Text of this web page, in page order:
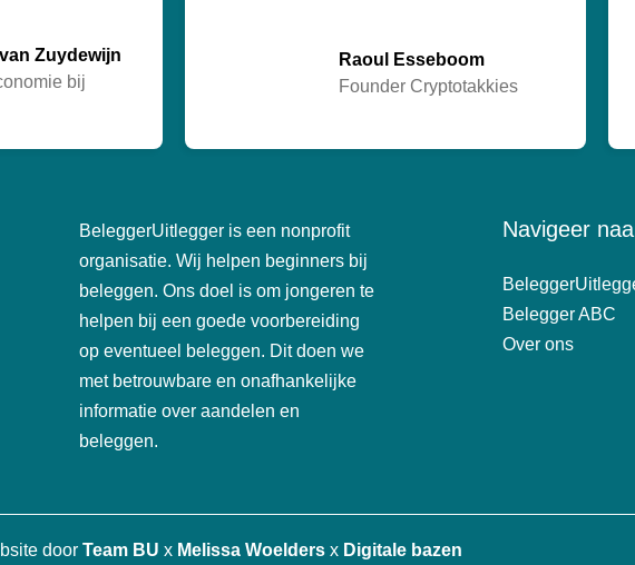
Zuydewijn
bij
Raoul Esseboom
Founder Cryptotakkies
BeleggerUitlegger is een nonprofit
organisatie. Wij helpen beginners bij
beleggen. Ons doel is om jongeren te
helpen bij een goede voorbereiding
op eventueel beleggen. Dit doen we
met betrouwbare en onafhankelijke
informatie over aandelen en
beleggen.
Navigeer
Belegger ABC
Over ons
door Team BU x Melissa Woelders x Digitale bazen